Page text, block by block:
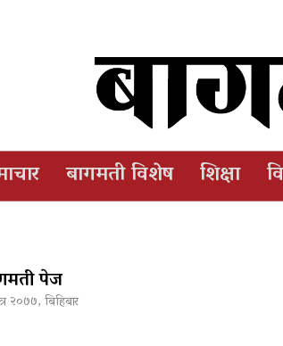
बागमती विशेष शिक्षा
पेज
२०७७, बिहिबार